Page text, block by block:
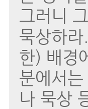
그러니
묵상하
한) 배경
분에서
나 묵상